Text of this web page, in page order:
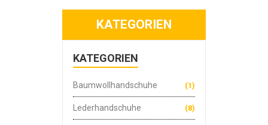
KATEGORIEN
KATEGORIEN
(1)
Baumwollhandschuhe
(8)
Lederhandschuhe